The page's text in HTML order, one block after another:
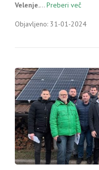
Velenje.… Preberi več
Objavljeno: 31-01-2024